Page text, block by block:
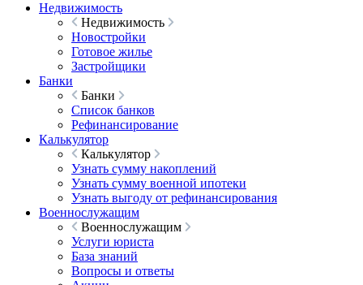
Недвижимость
Недвижимость
Новостройки
Готовое жилье
Застройщики
Банки
Банки
Список банков
Рефинансирование
Калькулятор
Калькулятор
Узнать сумму накоплений
Узнать сумму военной ипотеки
Узнать выгоду от рефинансирования
Военнослужащим
Военнослужащим
Услуги юриста
База знаний
Вопросы и ответы